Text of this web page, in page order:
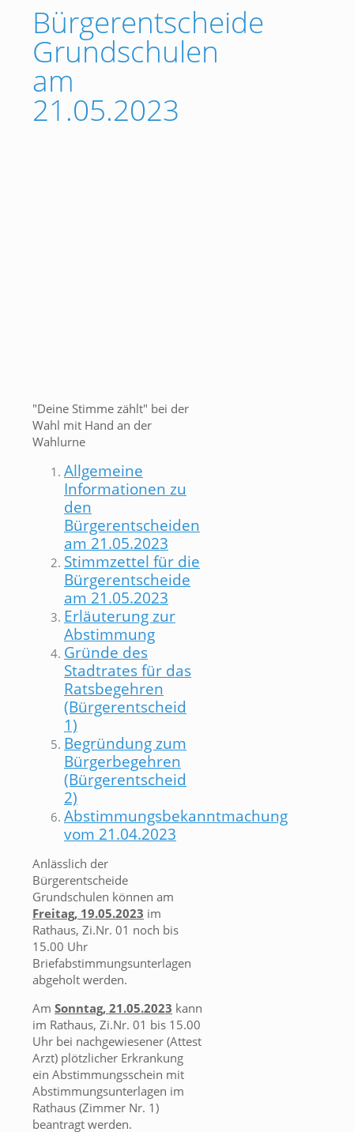
Bürgerentscheide
Grundschulen
am
21.05.2023
"Deine Stimme zählt" bei der
Wahl mit Hand an der
Wahlurne
Allgemeine
Informationen zu
den
Bürgerentscheiden
am 21.05.2023
Stimmzettel für die
Bürgerentscheide
am 21.05.2023
Erläuterung zur
Abstimmung
Gründe des
Stadtrates für das
Ratsbegehren
(Bürgerentscheid
1)
Begründung zum
Bürgerbegehren
(Bürgerentscheid
2)
Abstimmungsbekanntmachung
vom 21.04.2023
Anlässlich der
Bürgerentscheide
Grundschulen können am
Freitag, 19.05.2023 im
Rathaus, Zi.Nr. 01 noch bis
15.00 Uhr
Briefabstimmungsunterlagen
abgeholt werden.
Am Sonntag, 21.05.2023 kann
im Rathaus, Zi.Nr. 01 bis 15.00
Uhr bei nachgewiesener (Attest
Arzt) plötzlicher Erkrankung
ein Abstimmungsschein mit
Abstimmungsunterlagen im
Rathaus (Zimmer Nr. 1)
beantragt werden.